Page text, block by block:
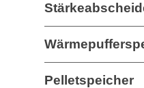
Pelletspeicher